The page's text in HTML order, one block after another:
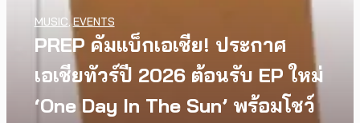
PREP คัมแบ็กเอเชีย! ประกาศ
เอเชียทัวร์ปี 2026 ต้อนรับ EP ใหม่
‘One Day In The Sun’ พร้อมโชว์
MUSIC ,EVENTS